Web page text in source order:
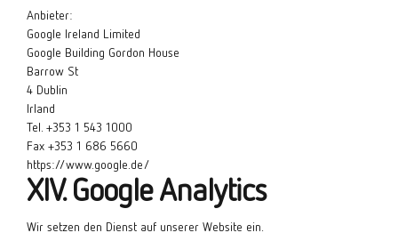
Anbieter:
Google Ireland Limited
Google Building Gordon House
Barrow St
4 Dublin
Irland
Tel. +353 1 543 1000
Fax +353 1 686 5660
https://www.google.de/
XIV. Google Analytics
Wir setzen den Dienst auf unserer Website ein.